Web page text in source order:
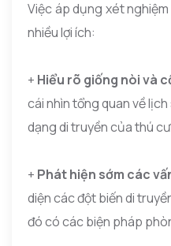
Việc áp dụng xét
nhiều lợi ích:
+ Hiểu rõ giống nòi và
cái nhìn tổng quan về
dạng di truyền của thú
+ Phát hiện sớm các
diện các đột biến di
đó có các biện pháp